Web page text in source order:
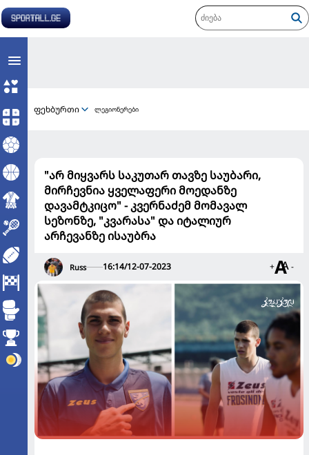
ფეხბურთი ლეგიონერები
"არ მიყვარს საკუთარ თავზე საუბარი,
მირჩევნია ყველაფერი მოედანზე
დავამტკიცო" - კვერნაძემ მომავალ
სეზონზე, "კვარასა" და იტალიურ
არჩევანზე ისაუბრა
Russ 16:14/12-07-2023 + -